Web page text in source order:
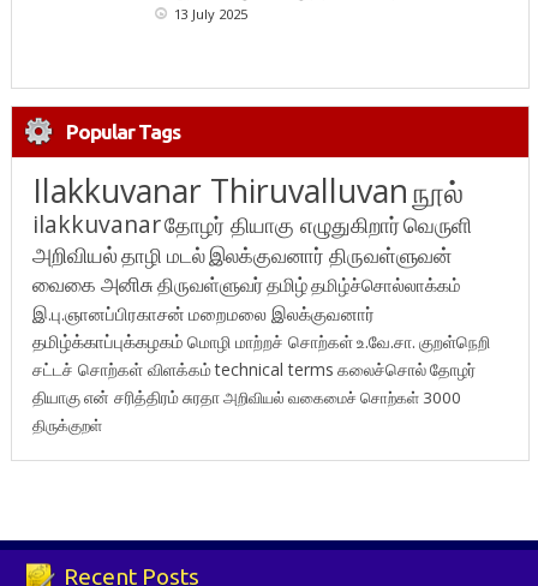
13 July 2025
Popular Tags
Ilakkuvanar Thiruvalluvanநூல்
ilakkuvanarதோழர் தியாகு எழுதுகிறார்வெருளி
அறிவியல்தாழி மடல்இலக்குவனார் திருவள்ளுவன்
வைகை அனிசுதிருவள்ளுவர்தமிழ்தமிழ்ச்சொல்லாக்கம்
இ.பு.ஞானப்பிரகாசன் மறைமலை இலக்குவனார்
தமிழ்க்காப்புக்கழகம் மொழி மாற்றச் சொற்கள்உ.வே.சா. குறள்நெறி
சட்டச் சொற்கள் விளக்கம்technical terms கலைச்சொல்தோழர்
தியாகுஎன் சரித்திரம்சுரதாஅறிவியல் வகைமைச் சொற்கள் 3000
திருக்குறள்
Recent Posts